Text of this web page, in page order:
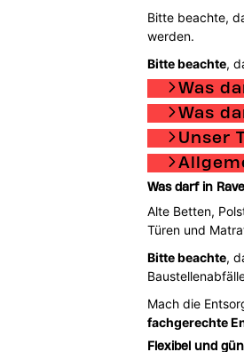
Bitte beachte,
werden.
Bitte beachte,
Was
Was
Unser
Was darf in
Alte Betten,
Türen und
Bitte beachte,
Mach die
fachgerechte
Flexibel und